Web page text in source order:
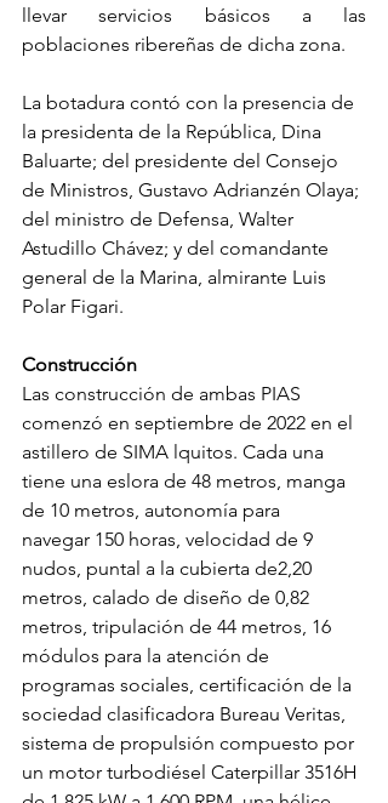
llevar servicios básicos a las
poblaciones ribereñas de dicha zona.
La botadura contó con la presencia de
la presidenta de la República, Dina
Baluarte; del presidente del Consejo
de Ministros, Gustavo Adrianzén Olaya;
del ministro de Defensa, Walter
Astudillo Chávez; y del comandante
general de la Marina, almirante Luis
Polar Figari.
Construcción
Las construcción de ambas PIAS
comenzó en septiembre de 2022 en el
astillero de SIMA lquitos. Cada una
tiene una eslora de 48 metros, manga
de 10 metros, autonomía para
navegar 150 horas, velocidad de 9
nudos, puntal a la cubierta de2,20
metros, calado de diseño de 0,82
metros, tripulación de 44 metros, 16
módulos para la atención de
programas sociales, certificación de la
sociedad clasificadora Bureau Veritas,
sistema de propulsión compuesto por
un motor turbodiésel Caterpillar 3516H